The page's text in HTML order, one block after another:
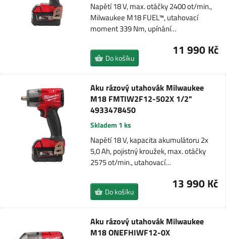
Napětí 18 V, max. otáčky 2400 ot/min.,
Milwaukee M18 FUEL™, utahovací
moment 339 Nm, upínání…
11 990 Kč
Do košíku
Aku rázový utahovák Milwaukee
M18 FMTIW2F12-502X 1/2"
4933478450
Skladem 1 ks
Napětí 18 V, kapacita akumulátoru 2x
5,0 Ah, pojistný kroužek, max. otáčky
2575 ot/min., utahovací…
13 990 Kč
Do košíku
Aku rázový utahovák Milwaukee
M18 ONEFHIWF12-0X